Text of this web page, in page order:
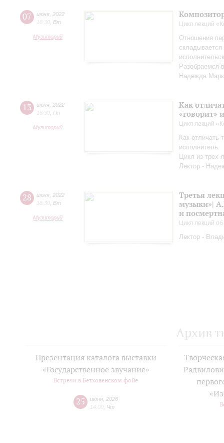
07 июня 2022
18:30 Вт
Музиторий
Цикл лекций
Отношения
Разобраемся
Надежда
13 июня 2022
18:30 Пн
Музиторий
Как
«говорит»
Цикл лекций
Как отличать
исполнитель
Цикл из трех
Лектор -
28 июня 2022
18:30 Вт
Музиторий
Третья
музыки»|
и
Цикл лекций
Лектор -
Архив
Презентация каталога выставки
«Государственное звучание»
Встречи в Бетховенском фойе
25 июня 2026
14:00 Чт